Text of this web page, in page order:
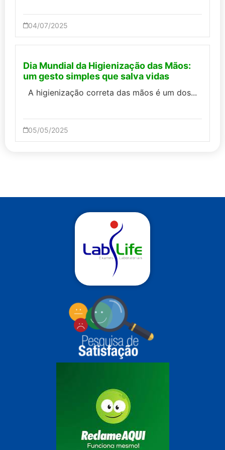
04/07/2025
Dia Mundial da Higienização das Mãos:
um gesto simples que salva vidas
A higienização correta das mãos é um dos...
05/05/2025